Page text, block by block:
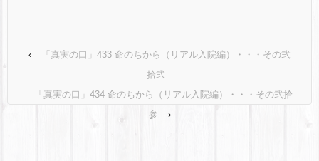
‹
「真実の口」433 命のちから（リアル入院編）・・・その弐
拾弐
「真実の口」434 命のちから（リアル入院編）・・・その弐拾
参
›